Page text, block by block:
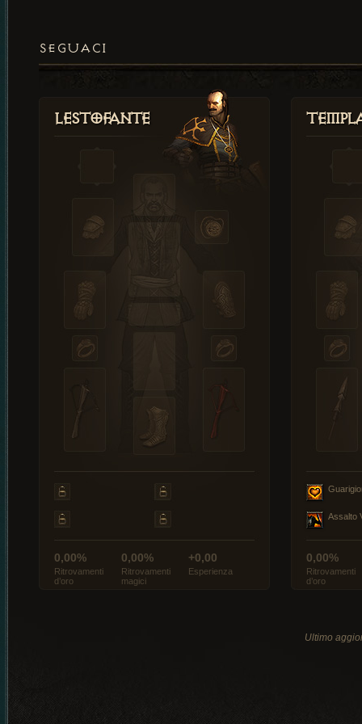
SEGUACI
Lestofante
0,00%
Ritrovamenti
d’oro
0,00%
Ritrovamenti
magici
+0,00
Esperienza
Assalto
0,00%
Ritrovamenti
d’oro
Ultimo